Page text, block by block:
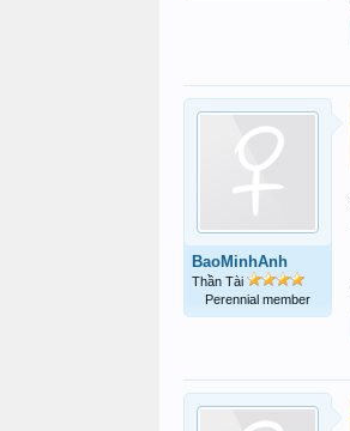
BaoMinhAnh
Thần Tài
Perennial member